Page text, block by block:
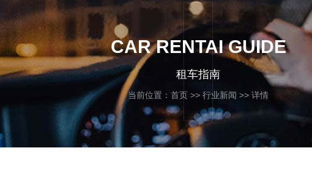
CAR RENTAI GUIDE
租车指南
当前位置： 首页 >> 行业新闻 >> 详情